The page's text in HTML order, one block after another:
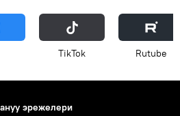
ТikТоk Rutube
эрежелери